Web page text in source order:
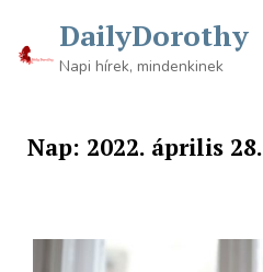
content
DailyDorothy
Napi hírek, mindenkinek
Nap: 2022. április 28.